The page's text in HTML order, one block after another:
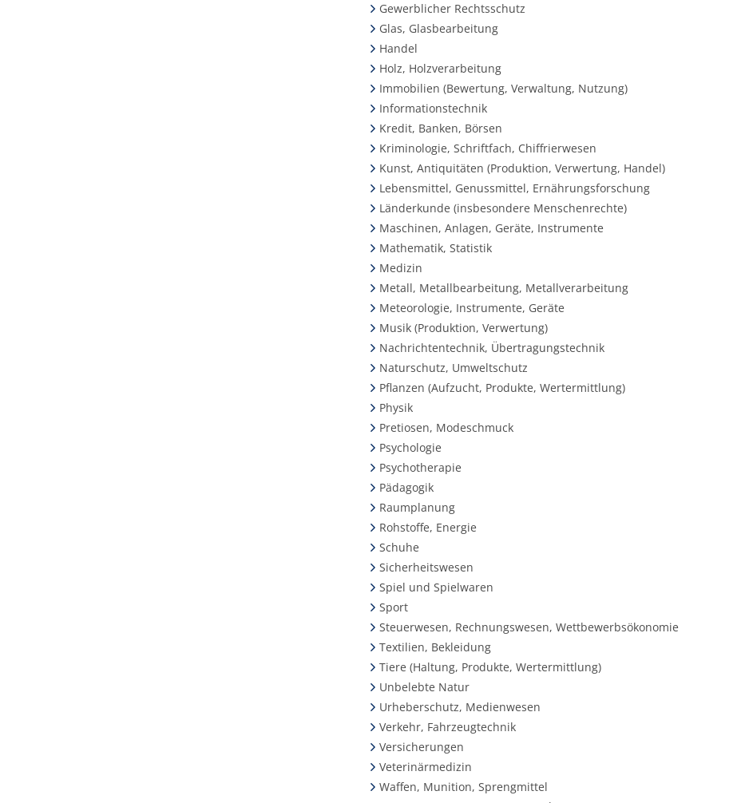
Gewerblicher Rechtsschutz
Glas, Glasbearbeitung
Handel
Holz, Holzverarbeitung
Immobilien (Bewertung, Verwaltung, Nutzung)
Informationstechnik
Kredit, Banken, Börsen
Kriminologie, Schriftfach, Chiffrierwesen
Kunst, Antiquitäten (Produktion, Verwertung, Handel)
Lebensmittel, Genussmittel, Ernährungsforschung
Länderkunde (insbesondere Menschenrechte)
Maschinen, Anlagen, Geräte, Instrumente
Mathematik, Statistik
Medizin
Metall, Metallbearbeitung, Metallverarbeitung
Meteorologie, Instrumente, Geräte
Musik (Produktion, Verwertung)
Nachrichtentechnik, Übertragungstechnik
Naturschutz, Umweltschutz
Pflanzen (Aufzucht, Produkte, Wertermittlung)
Physik
Pretiosen, Modeschmuck
Psychologie
Psychotherapie
Pädagogik
Raumplanung
Rohstoffe, Energie
Schuhe
Sicherheitswesen
Spiel und Spielwaren
Sport
Steuerwesen, Rechnungswesen, Wettbewerbsökonomie
Textilien, Bekleidung
Tiere (Haltung, Produkte, Wertermittlung)
Unbelebte Natur
Urheberschutz, Medienwesen
Verkehr, Fahrzeugtechnik
Versicherungen
Veterinärmedizin
Waffen, Munition, Sprengmittel